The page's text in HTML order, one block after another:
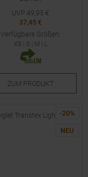
UVP 49,95 €
37,45 €
Verfügbare Größen:
XS | S | M | L
ZUM PRODUKT
-20%
NEU